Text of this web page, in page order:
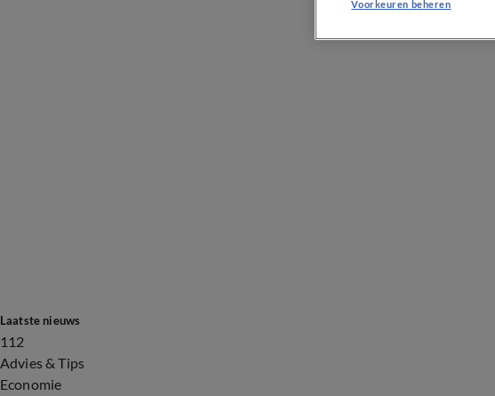
Laatste nieuws
112
Advies & Tips
Economie
Voorkeuren beheren